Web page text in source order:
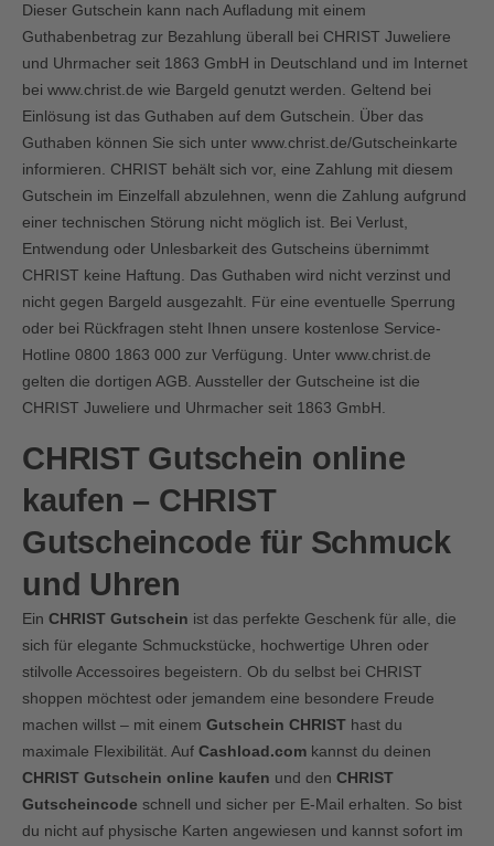
Dieser Gutschein kann nach Aufladung mit einem
Guthabenbetrag zur Bezahlung überall bei CHRIST Juweliere
und Uhrmacher seit 1863 GmbH in Deutschland und im Internet
bei www.christ.de wie Bargeld genutzt werden. Geltend bei
Einlösung ist das Guthaben auf dem Gutschein. Über das
Guthaben können Sie sich unter www.christ.de/Gutscheinkarte
informieren. CHRIST behält sich vor, eine Zahlung mit diesem
Gutschein im Einzelfall abzulehnen, wenn die Zahlung aufgrund
einer technischen Störung nicht möglich ist. Bei Verlust,
Entwendung oder Unlesbarkeit des Gutscheins übernimmt
CHRIST keine Haftung. Das Guthaben wird nicht verzinst und
nicht gegen Bargeld ausgezahlt. Für eine eventuelle Sperrung
oder bei Rückfragen steht Ihnen unsere kostenlose Service-
Hotline 0800 1863 000 zur Verfügung. Unter www.christ.de
gelten die dortigen AGB. Aussteller der Gutscheine ist die
CHRIST Juweliere und Uhrmacher seit 1863 GmbH.
CHRIST Gutschein online
kaufen – CHRIST
Gutscheincode für Schmuck
und Uhren
Ein CHRIST Gutschein ist das perfekte Geschenk für alle, die
sich für elegante Schmuckstücke, hochwertige Uhren oder
stilvolle Accessoires begeistern. Ob du selbst bei CHRIST
shoppen möchtest oder jemandem eine besondere Freude
machen willst – mit einem Gutschein CHRIST hast du
maximale Flexibilität. Auf Cashload.com kannst du deinen
CHRIST Gutschein online kaufen und den CHRIST
Gutscheincode schnell und sicher per E-Mail erhalten. So bist
du nicht auf physische Karten angewiesen und kannst sofort im